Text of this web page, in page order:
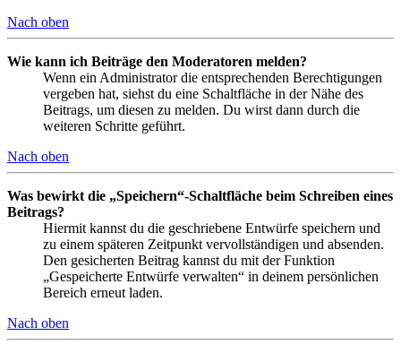
Nach oben
Wie kann ich Beiträge den Moderatoren melden?
Wenn ein Administrator die entsprechenden Berechtigungen
vergeben hat, siehst du eine Schaltfläche in der Nähe des
Beitrags, um diesen zu melden. Du wirst dann durch die
weiteren Schritte geführt.
Nach oben
Was bewirkt die „Speichern“-Schaltfläche beim Schreiben eines
Beitrags?
Hiermit kannst du die geschriebene Entwürfe speichern und
zu einem späteren Zeitpunkt vervollständigen und absenden.
Den gesicherten Beitrag kannst du mit der Funktion
„Gespeicherte Entwürfe verwalten“ in deinem persönlichen
Bereich erneut laden.
Nach oben